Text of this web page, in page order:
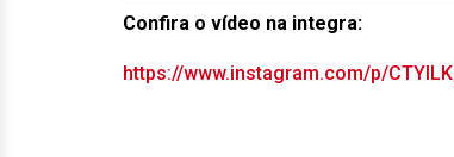
Confira o vídeo na integra:
https://www.instagram.com/p/